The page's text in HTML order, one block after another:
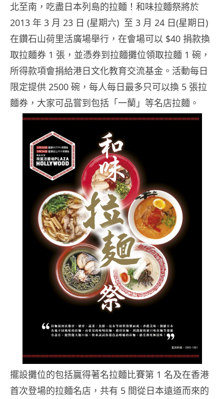
北至南，吃盡日本列島的拉麵！和味拉麵祭將於
2013 年 3 月 23 日 (星期六) 至 3 月 24 日(星期日)
在鑽石山荷里活廣場舉行，在會場可以 $40 捐款換
取拉麵券 1 張，並憑券到拉麵攤位領取拉麵 1 碗，
所得款項會捐給港日文化教育交流基金。活動每日
限定提供 2500 碗，每人每日最多只可以換 5 張拉
麵券，大家可品嘗到包括「一蘭」等名店拉麵。
擺設攤位的包括贏得著名拉麵比賽第 1 名及在香港
首次登場的拉麵名店，共有 5 間從日本遠道而來的